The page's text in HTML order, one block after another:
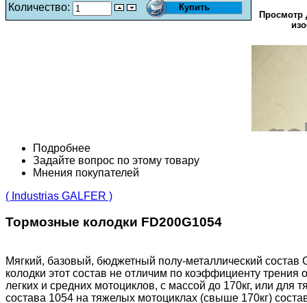
Количество:
Просмотр
Подробнее
Задайте вопрос по этому товару
Мнения покупателей
( Industrias GALFER )
Тормозные колодки FD200G1054
Мягкий, базовый, бюджетный полу-металлический
колодки этот состав не отличим по коэффициенту
легких и средних мотоциклов, с массой до 170кг, или
состава 1054 на тяжелых мотоциклах (свыше 170кг)